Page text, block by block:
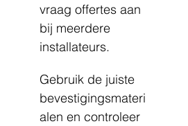
vraag offertes aan
bij meerdere
installateurs.
Gebruik de juiste
bevestigingsmateri
alen en controleer